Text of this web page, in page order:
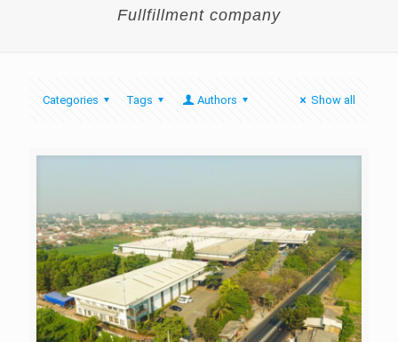
Fullfillment company
Categories Tags Authors Show all